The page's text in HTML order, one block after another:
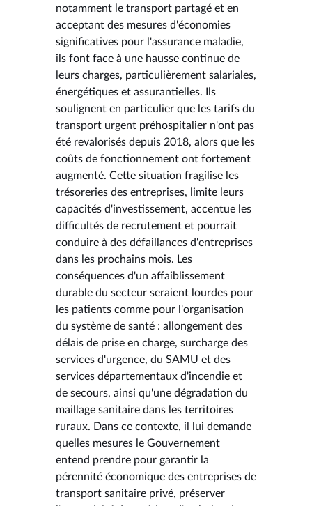
notamment le transport partagé et en
acceptant des mesures d'économies
significatives pour l'assurance maladie,
ils font face à une hausse continue de
leurs charges, particulièrement salariales,
énergétiques et assurantielles. Ils
soulignent en particulier que les tarifs du
transport urgent préhospitalier n'ont pas
été revalorisés depuis 2018, alors que les
coûts de fonctionnement ont fortement
augmenté. Cette situation fragilise les
trésoreries des entreprises, limite leurs
capacités d'investissement, accentue les
difficultés de recrutement et pourrait
conduire à des défaillances d'entreprises
dans les prochains mois. Les
conséquences d'un affaiblissement
durable du secteur seraient lourdes pour
les patients comme pour l'organisation
du système de santé : allongement des
délais de prise en charge, surcharge des
services d'urgence, du SAMU et des
services départementaux d'incendie et
de secours, ainsi qu'une dégradation du
maillage sanitaire dans les territoires
ruraux. Dans ce contexte, il lui demande
quelles mesures le Gouvernement
entend prendre pour garantir la
pérennité économique des entreprises de
transport sanitaire privé, préserver